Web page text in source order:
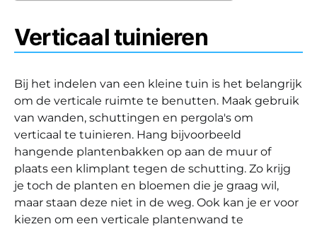
Verticaal tuinieren
Bij het indelen van een kleine tuin is het belangrijk
om de verticale ruimte te benutten. Maak gebruik
van wanden, schuttingen en pergola's om
verticaal te tuinieren. Hang bijvoorbeeld
hangende plantenbakken op aan de muur of
plaats een klimplant tegen de schutting. Zo krijg
je toch de planten en bloemen die je graag wil,
maar staan deze niet in de weg. Ook kan je er voor
kiezen om een verticale plantenwand te